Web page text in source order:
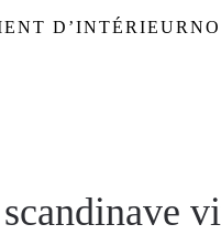
D’INTÉRIEUR